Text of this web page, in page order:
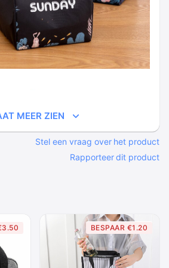
MEER ZIEN
Stel een vraag over het product
Rapporteer dit product
BESPAAR €1.20